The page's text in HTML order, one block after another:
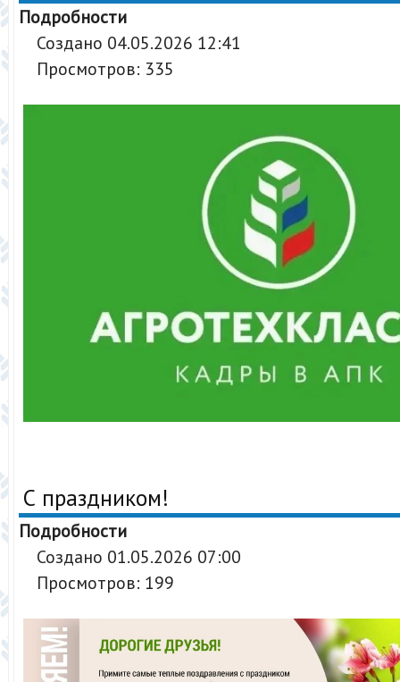
Подробности
Создано 04.05.2026 12:41
Просмотров: 335
С праздником!
Подробности
Создано 01.05.2026 07:00
Просмотров: 199